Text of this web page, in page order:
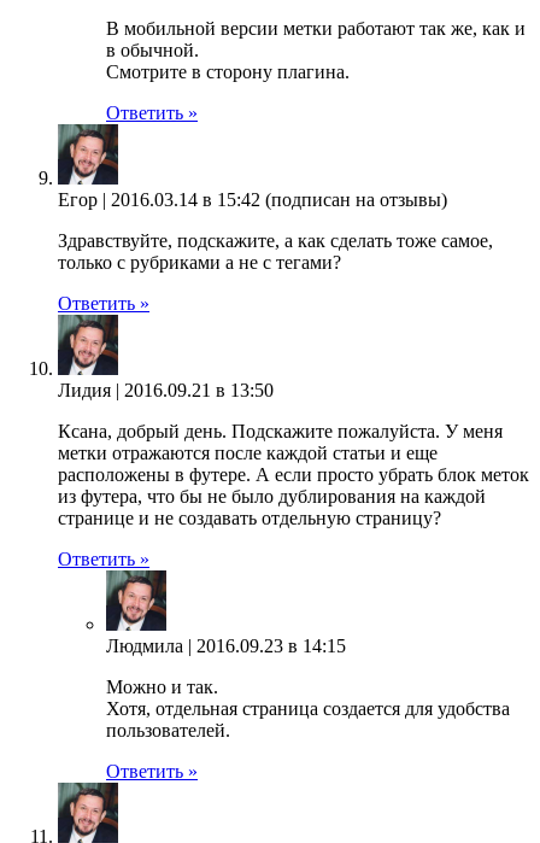
В мобильной версии метки работают так же, как и
в обычной.
Смотрите в сторону плагина.
Ответить »
Егор | 2016.03.14 в 15:42 (подписан на отзывы)
Здравствуйте, подскажите, а как сделать тоже самое,
только с рубриками а не с тегами?
Ответить »
Лидия | 2016.09.21 в 13:50
Ксана, добрый день. Подскажите пожалуйста. У меня
метки отражаются после каждой статьи и еще
расположены в футере. А если просто убрать блок меток
из футера, что бы не было дублирования на каждой
странице и не создавать отдельную страницу?
Ответить »
Людмила | 2016.09.23 в 14:15
Можно и так.
Хотя, отдельная страница создается для удобства
пользователей.
Ответить »